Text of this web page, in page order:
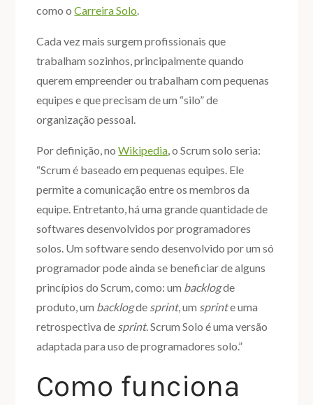
como oCarreira Solo.
Cada vez mais surgem profissionais que
trabalham sozinhos, principalmente quando
querem empreender ou trabalham com pequenas
equipes e que precisam de um “silo” de
organização pessoal.
Por definição, noWikipedia, o Scrum solo seria:
“Scrum é baseado em pequenas equipes. Ele
permite a comunicação entre os membros da
equipe. Entretanto, há uma grande quantidade de
softwares desenvolvidos por programadores
solos. Um software sendo desenvolvido por um só
programador pode ainda se beneficiar de alguns
princípios do Scrum, como: um backlogde
produto, um backlogde sprint, um sprinte uma
retrospectiva de sprint. Scrum Solo é uma versão
adaptada para uso de programadores solo.”
Como funciona